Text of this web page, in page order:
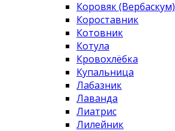
Коровяк (Вербаскум)
Короставник
Котовник
Котула
Кровохлёбка
Купальница
Лабазник
Лаванда
Лиатрис
Лилейник